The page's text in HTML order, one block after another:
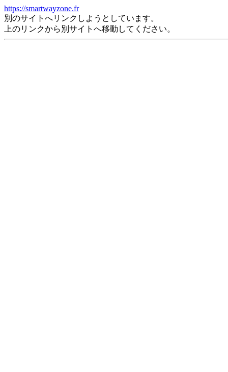
https://smartwayzone.fr
別のサイトへリンクしようとしています。
上のリンクから別サイトへ移動してください。